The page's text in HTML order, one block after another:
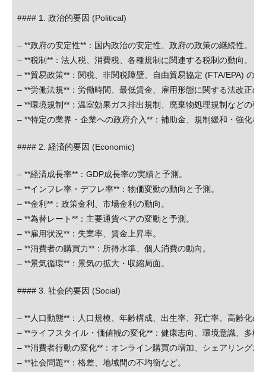
#### 1. 政治的要因 (Political)
– **政府の安定性**：国内政治の安定性、政府の政策の継続性。
– **税制**：法人税、消費税、各種規制に関連する税制の動向。
– **貿易政策**：関税、非関税障壁、自由貿易協定 (FTA/EPA) の動
– **労働法規**：労働時間、最低賃金、雇用形態に関する法改正の
– **環境規制**：温室効果ガス排出規制、廃棄物処理規制などの強
– **特定の業界・企業への政府介入**：補助金、規制緩和・強化な
#### 2. 経済的要因 (Economic)
– **経済成長率**：GDP成長率の実績と予測。
– **インフレ率・デフレ率**：物価変動の動向と予測。
– **金利**：政策金利、市場金利の動向。
– **為替レート**：主要通貨ペアの変動と予測。
– **雇用状況**：失業率、賃金上昇率。
– **消費者の購買力**：所得水準、個人消費の動向。
– **景気循環**：景気の拡大・収縮局面。
#### 3. 社会的要因 (Social)
– **人口動態**：人口規模、年齢構成、出生率、死亡率、高齢化の
– **ライフスタイル・価値観の変化**：健康志向、環境意識、多様
– **消費者行動の変化**：オンライン購買の増加、シェアリングエ
– **社会問題**：格差、地域間の不均衡など。